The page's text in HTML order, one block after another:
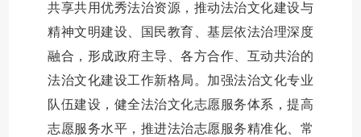
共享共用优秀法治资源，推动法治文化建设与
精神文明建设、国民教育、基层依法治理深度
融合，形成政府主导、各方合作、互动共治的
法治文化建设工作新格局。加强法治文化专业
队伍建设，健全法治文化志愿服务体系，提高
志愿服务水平，推进法治志愿服务精准化、常